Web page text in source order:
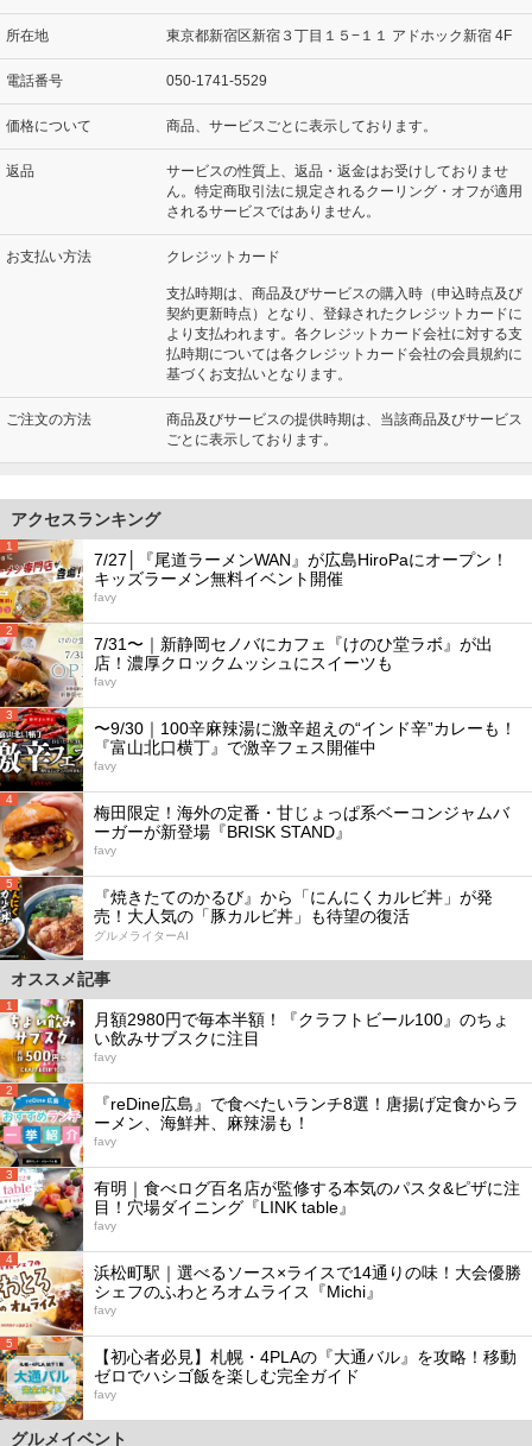
所在地 東京都新宿区新宿３丁目１５−１１ アドホック新宿 4F
電話番号 050-1741-5529
価格について 商品、サービスごとに表示しております。
返品
サービスの性質上、返品・返金はお受けしておりませ
ん。特定商取引法に規定されるクーリング・オフが適用
されるサービスではありません。
お支払い方法 クレジットカード
支払時期は、商品及びサービスの購入時（申込時点及び
契約更新時点）となり、登録されたクレジットカードに
より支払われます。各クレジットカード会社に対する支
払時期については各クレジットカード会社の会員規約に
基づくお支払いとなります。
ご注文の方法
商品及びサービスの提供時期は、当該商品及びサービス
ごとに表示しております。
アクセスランキング
1
7/27│『尾道ラーメンWAN』が広島HiroPaにオープン！
キッズラーメン無料イベント開催
favy
2
7/31〜｜新静岡セノバにカフェ『けのひ堂ラボ』が出
店！濃厚クロックムッシュにスイーツも
favy
3
〜9/30｜100辛麻辣湯に激辛超えの“インド辛”カレーも！
『富山北口横丁』で激辛フェス開催中
favy
4
梅田限定！海外の定番・甘じょっぱ系ベーコンジャムバ
ーガーが新登場『BRISK STAND』
favy
5
『焼きたてのかるび』から「にんにくカルビ丼」が発
売！大人気の「豚カルビ丼」も待望の復活
グルメライターAI
オススメ記事
1
月額2980円で毎本半額！『クラフトビール100』のちょ
い飲みサブスクに注目
favy
2
『reDine広島』で食べたいランチ8選！唐揚げ定食からラ
ーメン、海鮮丼、麻辣湯も！
favy
3
有明｜食べログ百名店が監修する本気のパスタ&ピザに注
目！穴場ダイニング『LINK table』
favy
4
浜松町駅｜選べるソース×ライスで14通りの味！大会優勝
シェフのふわとろオムライス『Michi』
favy
5
【初心者必見】札幌・4PLAの『大通バル』を攻略！移動
ゼロでハシゴ飯を楽しむ完全ガイド
favy
グルメイベント